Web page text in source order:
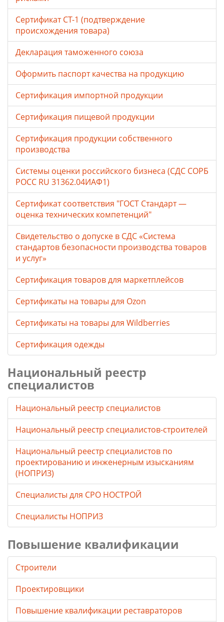
Сертификат СТ-1 (подтверждение
происхождения товара)
Декларация таможенного союза
Оформить паспорт качества на продукцию
Сертификация импортной продукции
Сертификация пищевой продукции
Сертификация продукции собственного
производства
Системы оценки российского бизнеса (СДС СОРБ
РОСС RU 31362.04ИАФ1)
Сертификат соответствия "ГОСТ Стандарт —
оценка технических компетенций"
Свидетельство о допуске в СДС «Система
стандартов безопасности производства товаров
и услуг»
Сертификация товаров для маркетплейсов
Cертификаты на товары для Ozon
Cертификаты на товары для Wildberries
Сертификация одежды
Национальный реестр
специалистов
Национальный реестр специалистов
Национальный реестр специалистов-строителей
Национальный реестр специалистов по
проектированию и инженерным изысканиям
(НОПРИЗ)
Специалисты для СРО НОСТРОЙ
Специалисты НОПРИЗ
Повышение квалификации
Строители
Проектировщики
Повышение квалификации реставраторов